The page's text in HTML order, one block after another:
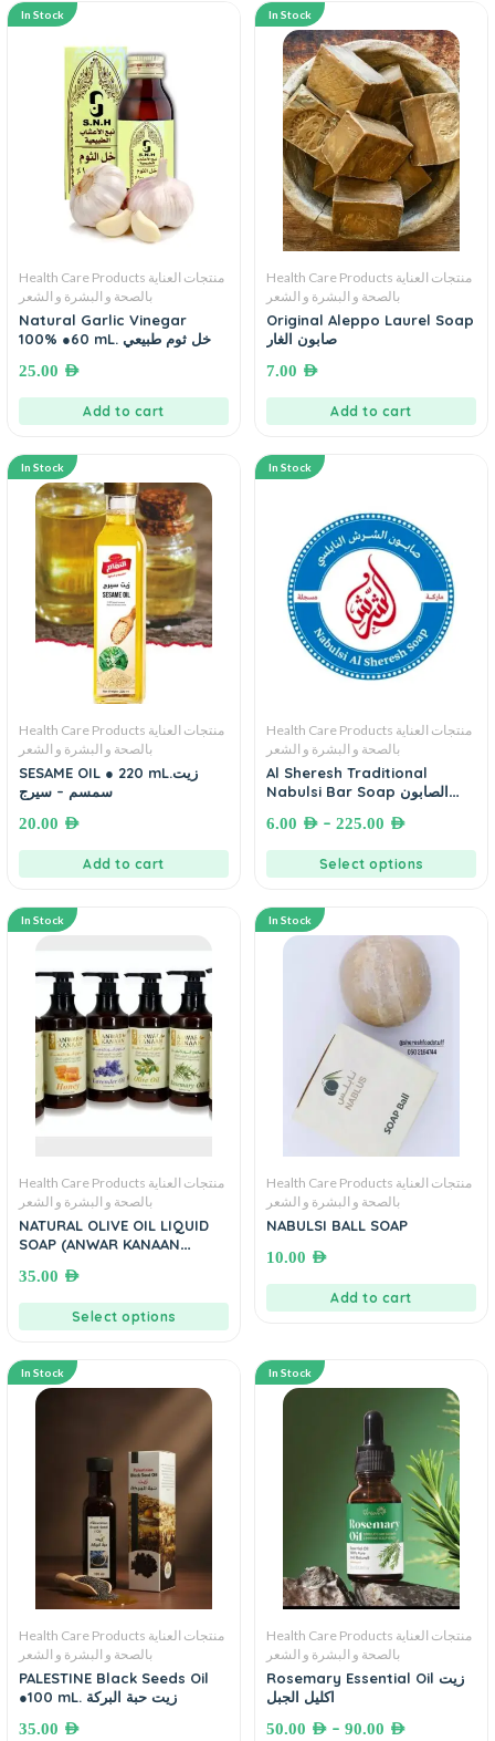
In Stock
Health Care Products منتجات العناية
بالصحة و البشرة و الشعر
Natural Garlic Vinegar
100% ●60 mL. خل ثوم طبيعي
25.00 AED
Add to cart
In Stock
Health Care Products منتجات العناية
بالصحة و البشرة و الشعر
Original Aleppo Laurel Soap
صابون الغار
7.00 AED
Add to cart
In Stock
Health Care Products منتجات العناية
بالصحة و البشرة و الشعر
SESAME OIL ● 220 mL.زيت
سمسم – سيرج
20.00 AED
Add to cart
In Stock
Health Care Products منتجات العناية
بالصحة و البشرة و الشعر
Al Sheresh Traditional
Nabulsi Bar Soap الصابون
مصنوع من زيت الزيتون العضوي
6.00 AED – 225.00 AED
Select options
In Stock
Health Care Products منتجات العناية
بالصحة و البشرة و الشعر
NATURAL OLIVE OIL LIQUID
SOAP (ANWAR KANAAN
صابون زيت الزيتون السائل انور
كنعان نابلس
35.00 AED
Select options
In Stock
Health Care Products منتجات العناية
بالصحة و البشرة و الشعر
NABULSI BALL SOAP
10.00 AED
Add to cart
In Stock
Health Care Products منتجات العناية
بالصحة و البشرة و الشعر
PALESTINE Black Seeds Oil
●100 mL. زيت حبة البركة
35.00 AED
In Stock
Health Care Products منتجات العناية
بالصحة و البشرة و الشعر
Rosemary Essential Oil زيت
اكليل الجبل
50.00 AED – 90.00 AED